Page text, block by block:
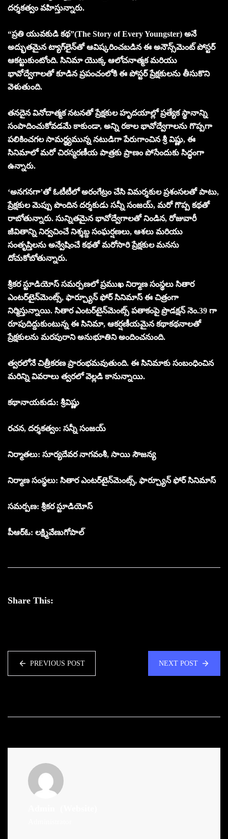
దర్శకత్వం వహిస్తున్నారు.
“ప్రతి యువకుడి కథ”(The Story of Every Youngster) అనే
అద్భుతమైన ట్యాగ్‌లైన్‌తో ఆవిష్కరించబడిన ఈ అనౌన్స్‌మెంట్ పోస్టర్
ఆకట్టుకుంటోంది. సినిమా యొక్క ఆలోచనాత్మక మరియు
భావోద్వేగాలతో కూడిన ప్రపంచంలోకి ఈ పోస్టర్ ప్రేక్షకులను తీసుకొని
వెళుతుంది.
తనదైన వినోదాత్మక నటనతో ప్రేక్షకుల హృదయాల్లో ప్రత్యేక స్థానాన్ని
సంపాదించుకోవడమే కాకుండా, అన్ని రకాల భావోద్వేగాలను గొప్పగా
పలికించగల సామర్థ్యమున్న నటుడిగా పేరుగాంచిన శ్రీ విష్ణు, ఈ
సినిమాలో మరో చిరస్మరణీయ పాత్రకు ప్రాణం పోసేందుకు సిద్ధంగా
ఉన్నారు.
‘అనగనగా’తో ఓటీటీలో అరంగేట్రం చేసి విమర్శకుల ప్రశంసలతో పాటు,
ప్రేక్షకుల మెప్పు పొందిన దర్శకుడు సన్నీ సంజయ్, మరో గొప్ప కథతో
రాబోతున్నారు. సున్నితమైన భావోద్వేగాలతో నిండిన, రోజువారీ
జీవితాన్ని నిర్వచించే నిశ్శబ్ద సంఘర్షణలు, ఆశలు మరియు
సంతృప్తిలను అన్వేషించే కథతో మరోసారి ప్రేక్షకుల మనసు
దోచుకోబోతున్నారు.
శ్రీకర స్టూడియోస్ సమర్పణలో ప్రముఖ నిర్మాణ సంస్థలు సితార
ఎంటర్‌టైన్‌మెంట్స్, ఫార్చ్యూన్ ఫోర్ సినిమాస్ ఈ చిత్రంగా
నిర్మిస్తున్నాయి. సితార ఎంటర్‌టైన్‌మెంట్స్ పతాకంపై ప్రొడక్షన్ నెం.39 గా
రూపుదిద్దుకుంటున్న ఈ సినిమా, ఆకర్షణీయమైన కథాకథనాలతో
ప్రేక్షకులను మరపురాని అనుభూతిని అందించనుంది.
త్వరలోనే చిత్రీకరణ ప్రారంభమవుతుంది. ఈ సినిమాకు సంబంధించిన
మరిన్ని వివరాలు త్వరలో వెల్లడి కానున్నాయి.
కథానాయకుడు: శ్రీవిష్ణు
రచన, దర్శకత్వం: సన్నీ సంజయ్
నిర్మాతలు: సూర్యదేవర నాగవంశీ, సాయి సౌజన్య
నిర్మాణ సంస్థలు: సితార ఎంటర్‌టైన్‌మెంట్స్, ఫార్చ్యూన్ ఫోర్ సినిమాస్
సమర్పణ: శ్రీకర స్టూడియోస్
పీఆర్ఓ: లక్ష్మివేణుగోపాల్
Share This:
PREVIOUS POST NEXT POST